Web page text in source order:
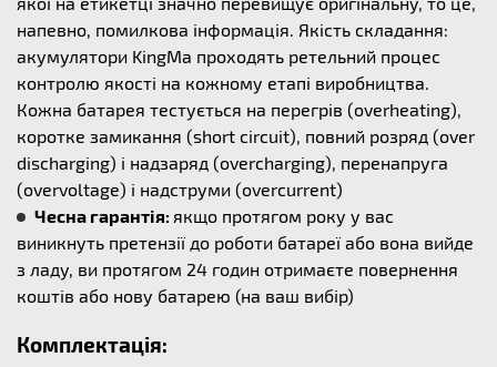
напевно, помилкова інформація. Якість складання:
акумулятори KingMa проходять ретельний процес
контролю якості на кожному етапі виробництва.
Кожна батарея тестується на перегрів (overheating),
коротке замикання (short circuit), повний розряд (over
discharging) і надзаряд (overcharging), перенапруга
(overvoltage) і надструми (overcurrent)
Чесна гарантія: якщо протягом року у вас
виникнуть претензії до роботи батареї або вона вийде
з ладу, ви протягом 24 годин отримаєте повернення
коштів або нову батарею (на ваш вибір)
Комплектація: